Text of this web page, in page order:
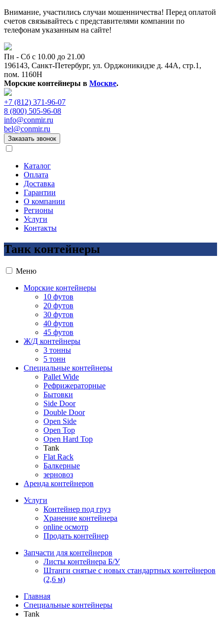
Внимание, участились случаи мошенничества! Перед оплатой
счетов связывайтесь с представителями компании по
телефонам указанным на сайте!
Пн - Сб с 10.00 до 21.00
196143, Санкт-Петербург, ул. Орджоникидзе д. 44А, стр.1,
пом. 1160Н
Морские контейнеры в Москве.
+7 (812) 371-96-07
8 (800) 505-96-08
info@conmir.ru
bel@conmir.ru
Заказать звонок
Каталог
Оплата
Доставка
Гарантии
О компании
Регионы
Услуги
Контакты
Танк контейнеры
Меню
Морские контейнеры
10 футов
20 футов
30 футов
40 футов
45 футов
Ж/Д контейнеры
3 тонны
5 тонн
Специальные контейнеры
Pallet Wide
Рефрижераторные
Бытовки
Side Door
Double Door
Open Side
Open Top
Open Hard Top
Tank
Flat Rack
Балкерные
зерновоз
Аренда контейнеров
Услуги
Контейнер под груз
Хранение контейнера
online осмотр
Продать контейнер
Запчасти для контейнеров
Листы контейнера Б/У
Штанги снятые с новых стандартных контейнеров
(2,6 м)
Главная
Специальные контейнеры
Tank